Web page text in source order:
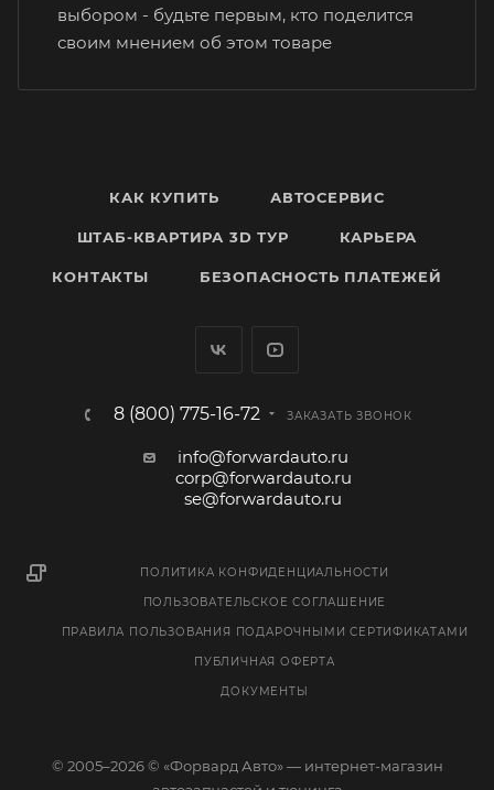
выбором - будьте первым, кто поделится
своим мнением об этом товаре
КАК КУПИТЬ АВТОСЕРВИС
ШТАБ-КВАРТИРА 3D ТУР КАРЬЕРА
КОНТАКТЫ БЕЗОПАСНОСТЬ ПЛАТЕЖЕЙ
8 (800) 775-16-72 ЗАКАЗАТЬ ЗВОНОК
info@forwardauto.ru
corp@forwardauto.ru
se@forwardauto.ru
ПОЛИТИКА КОНФИДЕНЦИАЛЬНОСТИ
ПОЛЬЗОВАТЕЛЬСКОЕ СОГЛАШЕНИЕ
ПРАВИЛА ПОЛЬЗОВАНИЯ ПОДАРОЧНЫМИ СЕРТИФИКАТАМИ
ПУБЛИЧНАЯ ОФЕРТА
ДОКУМЕНТЫ
© 2005–2026 © «Форвард Авто» — интернет-магазин